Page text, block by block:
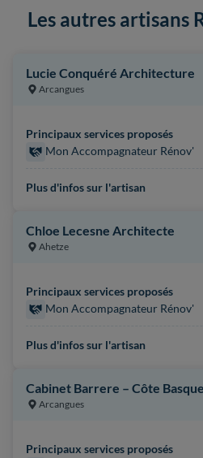
Les autres artisans
Lucie Conquéré Architecture
Arcangues
Principaux services proposés
Mon Accompagnateur Rénov'
Plus d'infos sur l'artisan
Chloe Lecesne Architecte
Ahetze
Principaux services proposés
Mon Accompagnateur Rénov'
Plus d'infos sur l'artisan
Cabinet Barrere – Côte
Arcangues
Principaux services proposés